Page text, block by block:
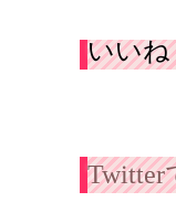
いいね
Twitter